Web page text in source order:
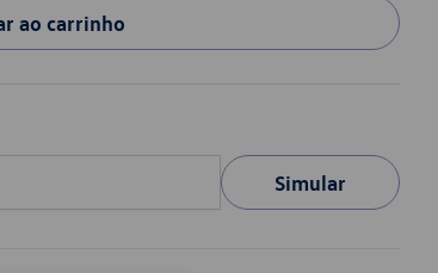
ao carrinho
Simular